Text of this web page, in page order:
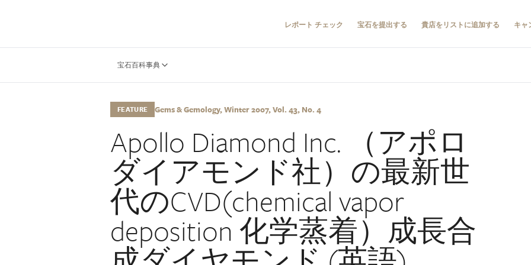
レポート チェック 宝石を提出する 貴店をリストに追加する キャ
宝石百科事典
FEATURE Gems & Gemology, Winter 2007, Vol. 43, No. 4
Apollo Diamond Inc. （アポロ
ダイアモンド社）の最新世
代のCVD(chemical vapor
deposition 化学蒸着）成長合